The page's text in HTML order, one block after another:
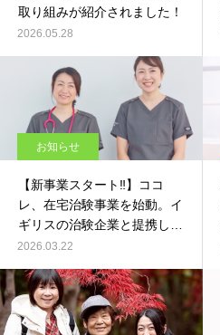
取り組みが紹介されました！
2026.05.28
お知らせ
【新事業スタート‼︎】ココ
レ、在宅治験事業を始動。イ
ギリスの治験企業と提携し、
ナースプランナーの新たな可
2026.03.22